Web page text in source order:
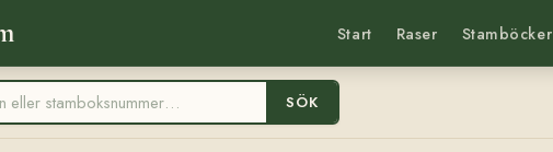
Start Raser Stamböcker
SÖK